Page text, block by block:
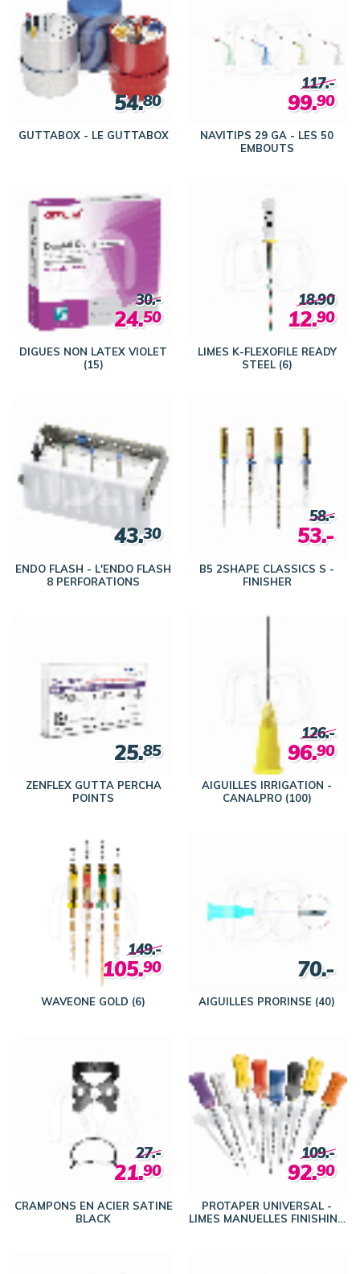
GUTTABOX - LE GUTTABOX
54.80
NAVITIPS 29 GA - LES 50
EMBOUTS
117.-
99.90
DIGUES NON LATEX VIOLET
(15)
30.-
24.50
LIMES K-FLEXOFILE READY
STEEL (6)
18.90
12.90
ENDO FLASH - L'ENDO FLASH
8 PERFORATIONS
43.30
B5 2SHAPE CLASSICS S -
FINISHER
58.-
53.-
ZENFLEX GUTTA PERCHA
POINTS
25.85
AIGUILLES IRRIGATION -
CANALPRO (100)
126.-
96.90
WAVEONE GOLD (6)
149.-
105.90
AIGUILLES PRORINSE (40)
70.-
CRAMPONS EN ACIER SATINE
BLACK
27.-
21.90
PROTAPER UNIVERSAL -
LIMES MANUELLES FINISHING
109.-
92.90